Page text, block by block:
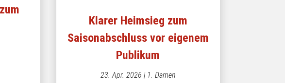
Klarer Heimsieg zum
Saisonabschluss vor eigenem
Publikum
23. Apr. 2026 | 1. Damen